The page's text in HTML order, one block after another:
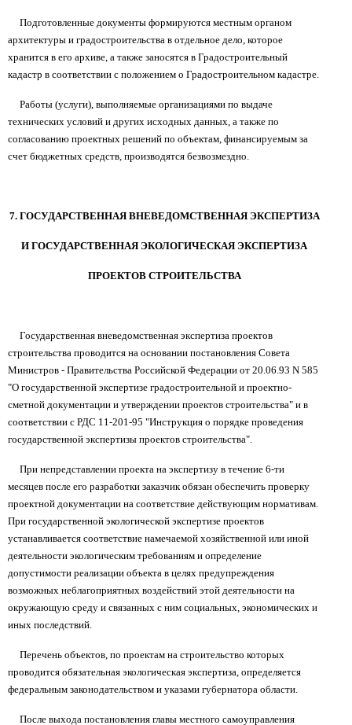
Подготовленные документы формируются местным органом
архитектуры и градостроительства в отдельное дело, которое
хранится в его архиве, а также заносятся в Градостроительный
кадастр в соответствии с положением о Градостроительном кадастре.
Работы (услуги), выполняемые организациями по выдаче
технических условий и других исходных данных, а также по
согласованию проектных решений по объектам, финансируемым за
счет бюджетных средств, производятся безвозмездно.
7. ГОСУДАРСТВЕННАЯ ВНЕВЕДОМСТВЕННАЯ ЭКСПЕРТИЗА
И ГОСУДАРСТВЕННАЯ ЭКОЛОГИЧЕСКАЯ ЭКСПЕРТИЗА
ПРОЕКТОВ СТРОИТЕЛЬСТВА
Государственная вневедомственная экспертиза проектов
строительства проводится на основании постановления Совета
Министров - Правительства Российской Федерации от 20.06.93 N 585
"О государственной экспертизе градостроительной и проектно-
сметной документации и утверждении проектов строительства" и в
соответствии с РДС 11-201-95 "Инструкция о порядке проведения
государственной экспертизы проектов строительства".
При непредставлении проекта на экспертизу в течение 6-ти
месяцев после его разработки заказчик обязан обеспечить проверку
проектной документации на соответствие действующим нормативам.
При государственной экологической экспертизе проектов
устанавливается соответствие намечаемой хозяйственной или иной
деятельности экологическим требованиям и определение
допустимости реализации объекта в целях предупреждения
возможных неблагоприятных воздействий этой деятельности на
окружающую среду и связанных с ним социальных, экономических и
иных последствий.
Перечень объектов, по проектам на строительство которых
проводится обязательная экологическая экспертиза, определяется
федеральным законодательством и указами губернатора области.
После выхода постановления главы местного самоуправления